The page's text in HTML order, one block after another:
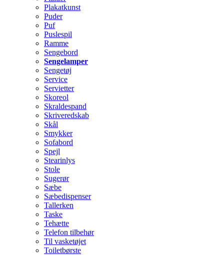
Plakatkunst
Puder
Puf
Puslespil
Ramme
Sengebord
Sengelamper
Sengetøj
Service
Servietter
Skoreol
Skraldespand
Skriveredskab
Skål
Smykker
Sofabord
Spejl
Stearinlys
Stole
Sugerør
Sæbe
Sæbedispenser
Tallerken
Taske
Tehætte
Telefon tilbehør
Til vasketøjet
Toiletbørste